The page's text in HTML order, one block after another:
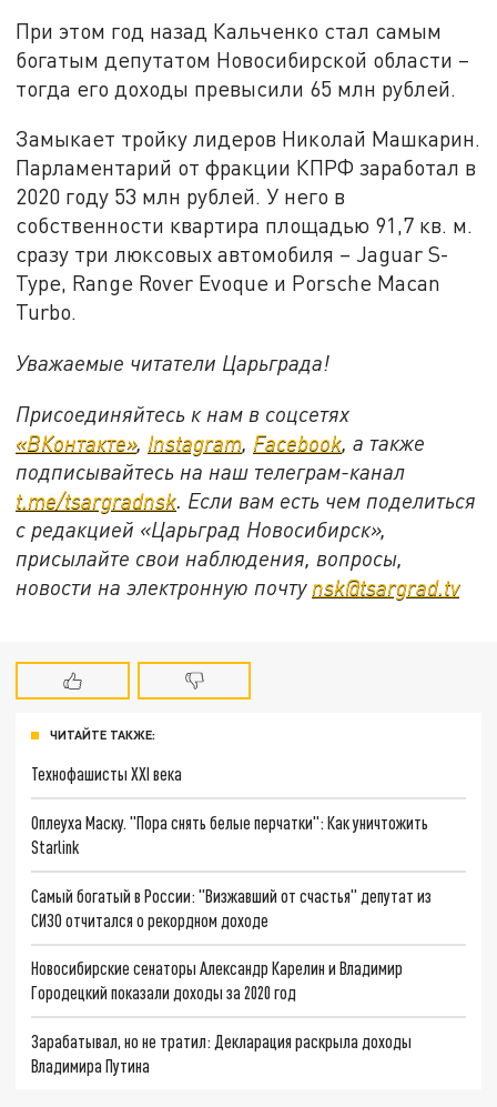
При этом год назад Кальченко стал самым
богатым депутатом Новосибирской области –
тогда его доходы превысили 65 млн рублей.
Замыкает тройку лидеров Николай Машкарин.
Парламентарий от фракции КПРФ заработал в
2020 году 53 млн рублей. У него в
собственности квартира площадью 91,7 кв. м.
сразу три люксовых автомобиля – Jaguar S-
Type, Range Rover Evoque и Porsche Macan
Turbo.
Уважаемые читатели Царьграда!
Присоединяйтесь к нам в соцсетях
«ВКонтакте», Instagram, Facebook, а также
подписывайтесь на наш телеграм-канал
t.me/tsargradnsk. Если вам есть чем поделиться
с редакцией «Царьград Новосибирск»,
присылайте свои наблюдения, вопросы,
новости на электронную почту nsk@tsargrad.tv
ЧИТАЙТЕ ТАКЖЕ:
Технофашисты XXI века
Оплеуха Маску. "Пора снять белые перчатки": Как уничтожить
Starlink
Самый богатый в России: "Визжавший от счастья" депутат из
СИЗО отчитался о рекордном доходе
Новосибирские сенаторы Александр Карелин и Владимир
Городецкий показали доходы за 2020 год
Зарабатывал, но не тратил: Декларация раскрыла доходы
Владимира Путина